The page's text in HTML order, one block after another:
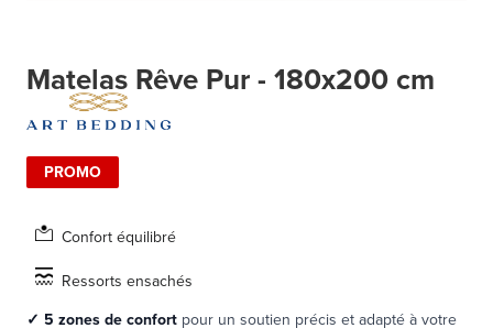
Matelas Rêve Pur - 180x200 cm
PROMO
Confort équilibré
Ressorts ensachés
✓ 5 zones de confort pour un soutien précis et adapté à votre